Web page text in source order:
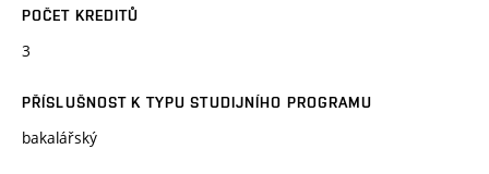
POČET KREDITŮ
3
PŘÍSLUŠNOST K TYPU STUDIJNÍHO PROGRAMU
bakalářský